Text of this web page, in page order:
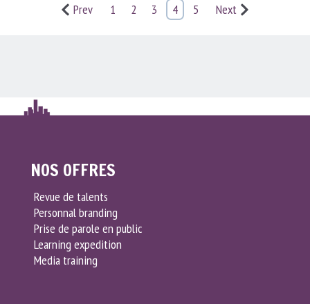
Prev 1 2 3 4 5 Next
NOS OFFRES
Revue de talents
Personnal branding
Prise de parole en public
Learning expedition
Media training